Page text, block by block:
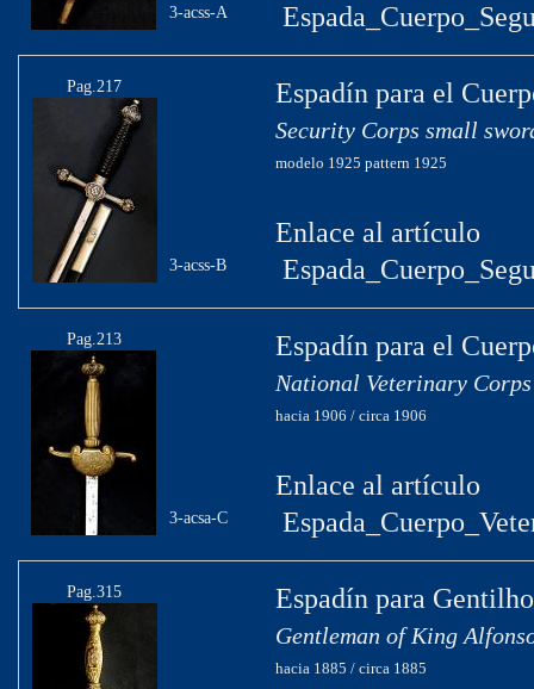
3-acss-A
Pag.217
3-acss-B
Espadín para el
Security Corps small
modelo 1925 pattern 1925
Enlace al artículo
Pag.213
3-acsa-C
Espadín para el
National Veterinary
hacia 1906 / circa 1906
Enlace al artículo
Pag.315 Espadín para
Gentleman of King
hacia 1885 / circa 1885